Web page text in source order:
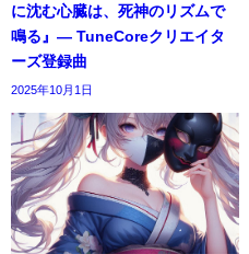
に沈む心臓は、死神のリズムで
鳴る』― TuneCoreクリエイタ
ーズ登録曲
2025年10月1日